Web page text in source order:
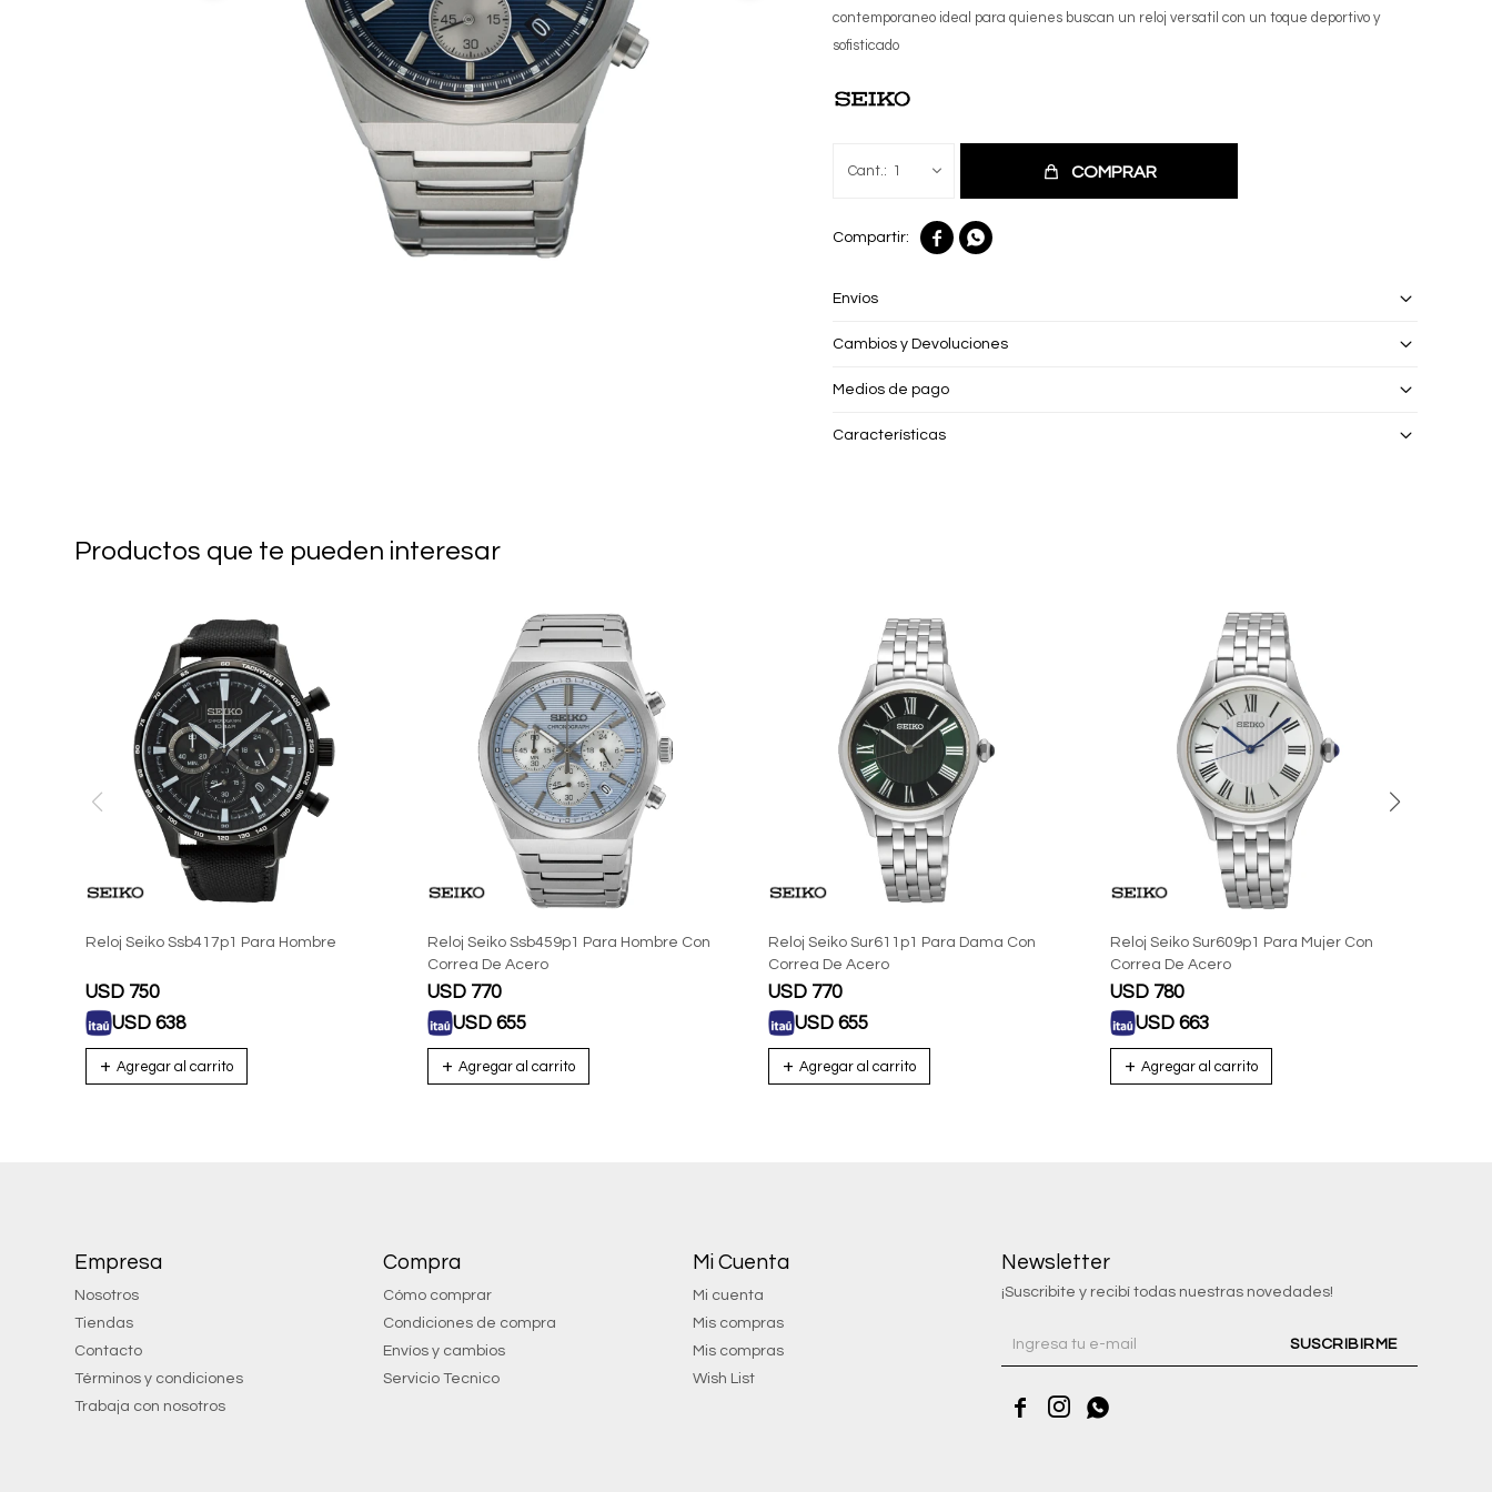
contemporaneo ideal para quienes buscan un reloj versatil con un toque deportivo y
sofisticado
1 COMPRAR
 
Envíos
Cambios y Devoluciones
Medios de pago
Características
Productos que te pueden interesar
Reloj Seiko Ssb417p1 Para Hombre
USD 750
USD 638
Reloj Seiko Ssb459p1 Para Hombre Con
Correa De Acero
USD 770
USD 655
Reloj Seiko Sur611p1 Para Dama Con
Correa De Acero
USD 770
USD 655
Reloj Seiko Sur609p1 Para Mujer Con
Correa De Acero
USD 780
USD 663
Empresa
Nosotros
Tiendas
Contacto
Términos y condiciones
Trabaja con nosotros
Compra
Cómo comprar
Condiciones de compra
Envíos y cambios
Servicio Tecnico
Mi Cuenta
Mi cuenta
Mis compras
Mis compras
Wish List
Newsletter
¡Suscribite y recibí todas nuestras novedades!
SUSCRIBIRME
  